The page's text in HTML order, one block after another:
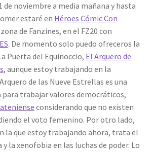
de noviembre a media mañana y hasta
estaré en Héroes Cómic Con
de Fanzines, en el FZ20 con
. De momento solo puedo ofreceros la
Puerta del Equinoccio, El Arquero de
, aunque estoy trabajando en la
de las Nueve Estrellas es una
para trabajar valores democráticos,
considerando que no existen
el voto femenino. Por otro lado,
la que estoy trabajando ahora, trata el
y la xenofobia en las luchas de poder. Lo